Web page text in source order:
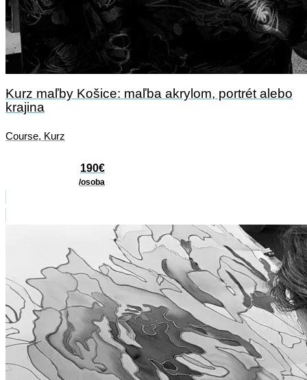
Kurz maľby Košice: maľba akrylom, portrét alebo
krajina
Course, Kurz
190€
/osoba